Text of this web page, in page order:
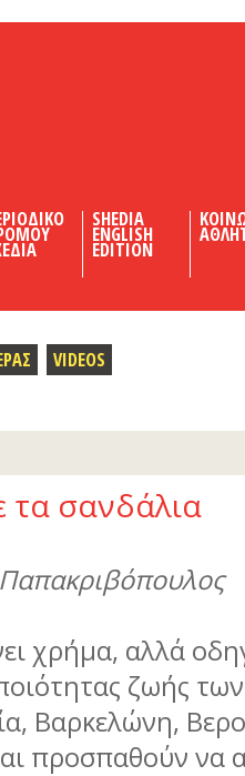
SHEDIA
ENGLISH
EDITION
VIDEOS
τα σανδάλια
χρήμα, αλλά
ζωής
Βαρκελώνη,
προσπαθούν να